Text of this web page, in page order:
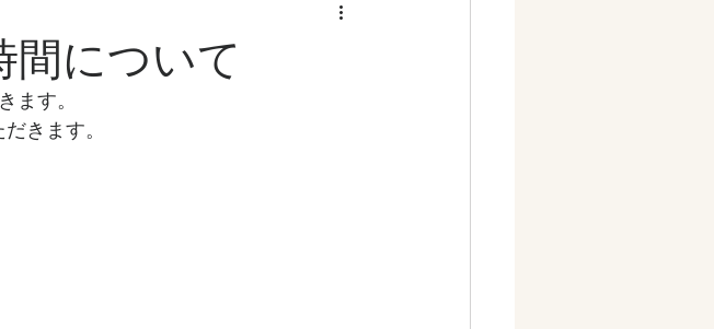
間について
ます。
きます。